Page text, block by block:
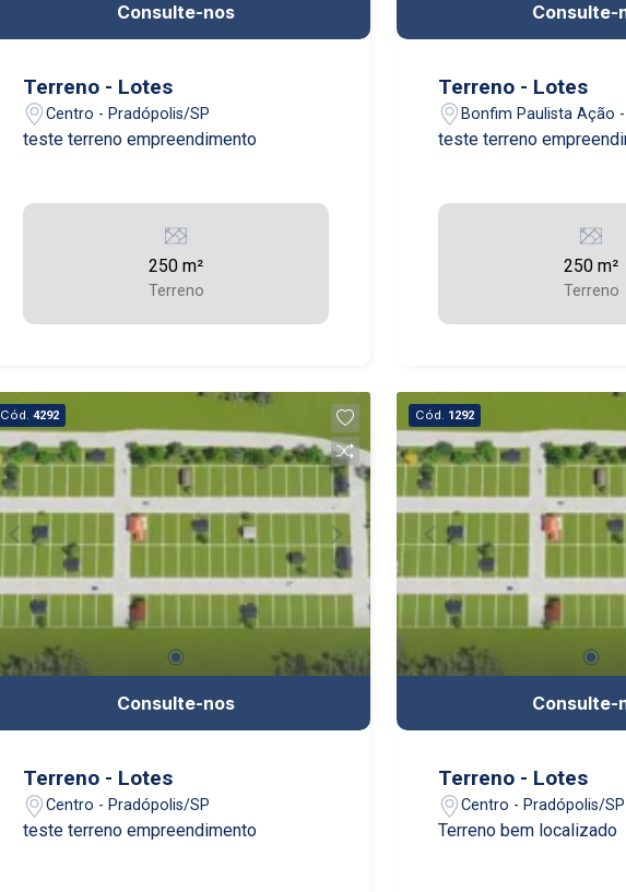
Consulte-nos
Terreno - Lotes
Centro - Pradópolis/SP
teste terreno empreendimento
250 m²
Terreno
Consulte-
Terreno - Lotes
Bonfim Paulista Ação
Preto/SP
teste terreno
250 m²
Terreno
Cód. 4292
Consulte-nos
Terreno - Lotes
Centro - Pradópolis/SP
teste terreno empreendimento
Cód. 1292
Consulte-
Terreno - Lotes
Centro - Pradópolis/SP
Terreno bem localizado